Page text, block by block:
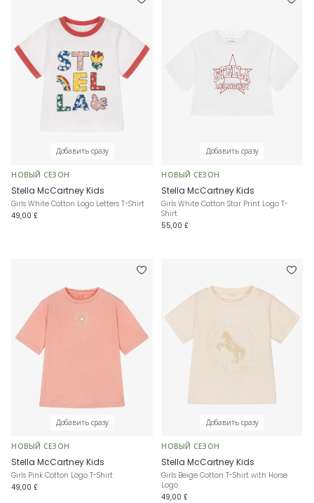
Добавить сразу
НОВЫЙ СЕЗОН
Stella McCartney Kids
Girls White Cotton Logo Letters T-Shirt
49,00 £
Добавить сразу
НОВЫЙ СЕЗОН
Stella McCartney Kids
Girls White Cotton Star Print Logo T-
Shirt
55,00 £
Добавить сразу
НОВЫЙ СЕЗОН
Stella McCartney Kids
Girls Pink Cotton Logo T-Shirt
49,00 £
Добавить сразу
НОВЫЙ СЕЗОН
Stella McCartney Kids
Girls Beige Cotton T-Shirt with Horse
Logo
49,00 £